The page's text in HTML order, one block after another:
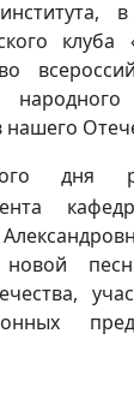
клуба
дня